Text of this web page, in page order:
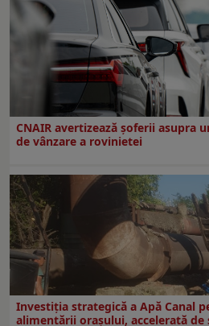
CNAIR avertizează șoferii asupra
de vânzare a rovinietei
Investiția strategică a Apă Canal
alimentării orașului, accelerată